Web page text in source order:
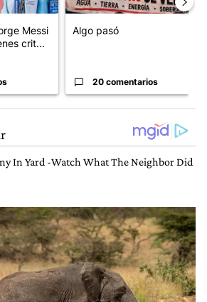
Messi
crit...
Algo pasó
20 comentarios